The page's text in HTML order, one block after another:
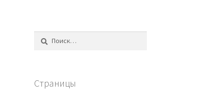
Страницы